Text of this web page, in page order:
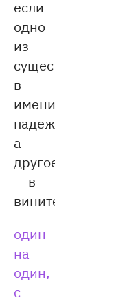
если
одно
из
существительных
в
именительном
падеже,
а
другое
— в
винительном)
один
на
один,
с